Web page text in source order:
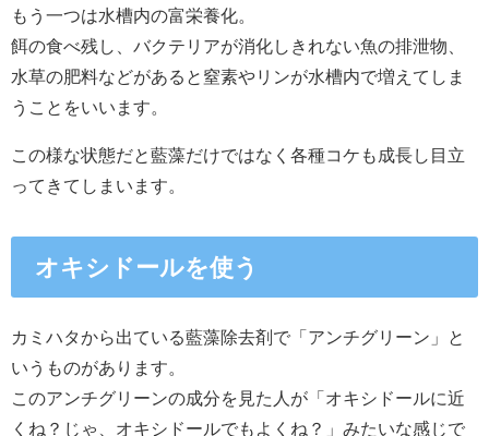
もう一つは水槽内の富栄養化。
餌の食べ残し、バクテリアが消化しきれない魚の排泄物、
水草の肥料などがあると窒素やリンが水槽内で増えてしま
うことをいいます。
この様な状態だと藍藻だけではなく各種コケも成長し目立
ってきてしまいます。
オキシドールを使う
カミハタから出ている藍藻除去剤で「アンチグリーン」と
いうものがあります。
このアンチグリーンの成分を見た人が「オキシドールに近
くね？じゃ、オキシドールでもよくね？」みたいな感じで